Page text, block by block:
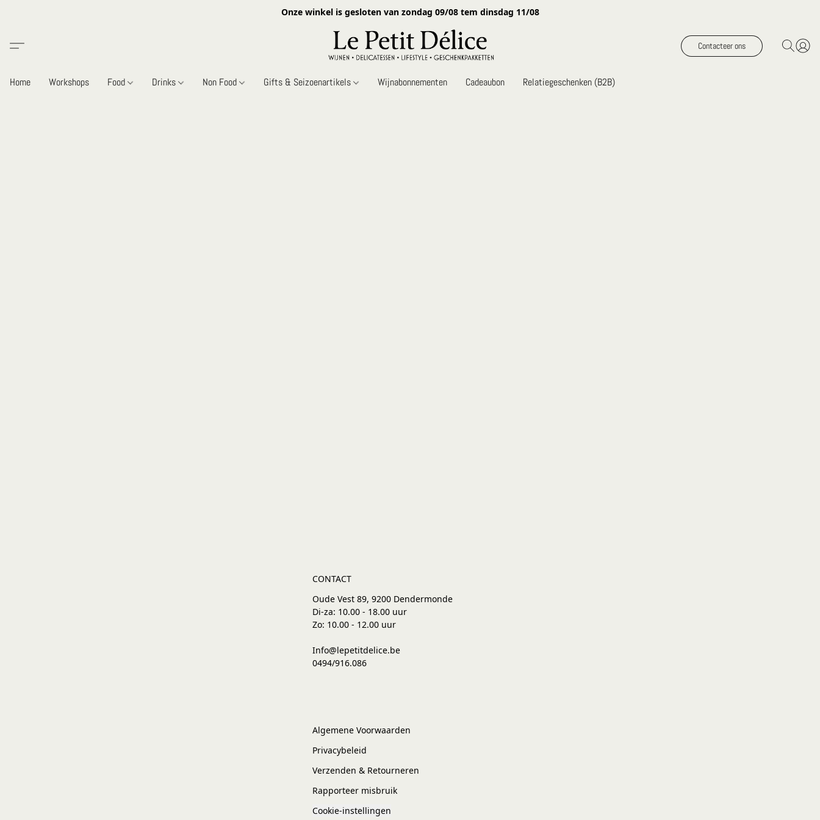
Onze winkel is gesloten van zondag 09/08 tem dinsdag 11/08
Contacteer ons
Home Workshops Food Drinks Non Food Gifts & Seizoenartikels Wijnabonnementen Cadeaubon Relatiegeschenken (B2B)
CONTACT
Oude Vest 89, 9200 Dendermonde
Di-za: 10.00 - 18.00 uur
Zo: 10.00 - 12.00 uur
Info@lepetitdelice.be
0494/916.086
Algemene Voorwaarden
Privacybeleid
Verzenden & Retourneren
Rapporteer misbruik
Cookie-instellingen